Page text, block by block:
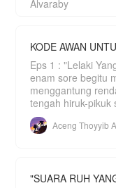
KODE AWAN
Eps 1 : "Lelaki Yang Terlalu
enam sore begitu
menggantung
tengah hiruk-pikuk
"SUARA RUH